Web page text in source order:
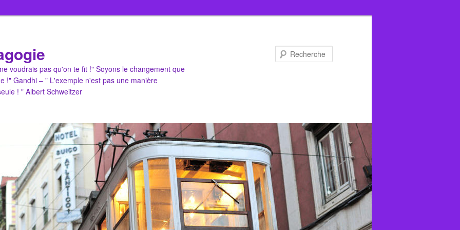
voudrais pas qu'on te fit !" Soyons le changement que
!" Gandhi – " L'exemple n'est pas une manière
! " Albert Schweitzer